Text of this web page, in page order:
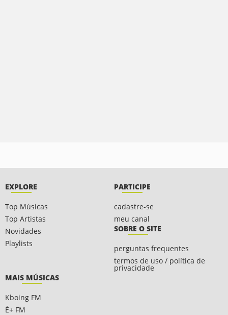
EXPLORE
Top Músicas
Top Artistas
Novidades
Playlists
PARTICIPE
cadastre-se
meu canal
SOBRE O SITE
perguntas frequentes
termos de uso / política de
privacidade
MAIS MÚSICAS
Kboing FM
É+ FM